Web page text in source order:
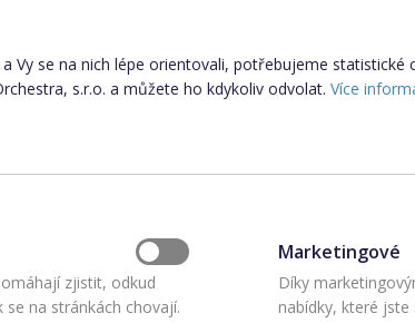
elektřiny
energií
Vy se na nich lépe orientovali, potřebujeme statistické
s.r.o. a můžete ho kdykoliv odvolat. Více
zjistit, odkud
na stránkách chovají.
Marketingové
Díky
nabídky, které